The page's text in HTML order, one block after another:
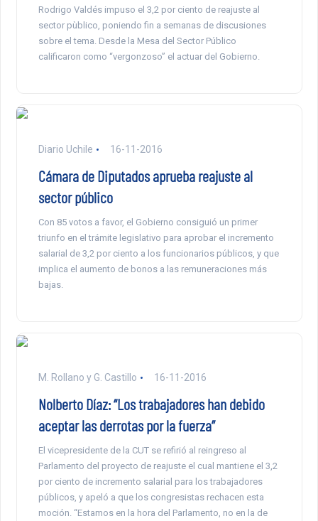
Rodrigo Valdés impuso el 3,2 por ciento de reajuste al
sector pùblico, poniendo fin a semanas de discusiones
sobre el tema. Desde la Mesa del Sector Público
calificaron como “vergonzoso” el actuar del Gobierno.
Diario Uchile 16-11-2016
Cámara de Diputados aprueba reajuste al
sector público
Con 85 votos a favor, el Gobierno consiguió un primer
triunfo en el trámite legislativo para aprobar el incremento
salarial de 3,2 por ciento a los funcionarios públicos, y que
implica el aumento de bonos a las remuneraciones más
bajas.
M. Rollano y G. Castillo 16-11-2016
Nolberto Díaz: “Los trabajadores han debido
aceptar las derrotas por la fuerza”
El vicepresidente de la CUT se refirió al reingreso al
Parlamento del proyecto de reajuste el cual mantiene el 3,2
por ciento de incremento salarial para los trabajadores
públicos, y apeló a que los congresistas rechacen esta
moción. “Estamos en la hora del Parlamento, no en la de